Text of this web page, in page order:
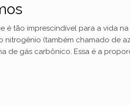
é tão imprescindível para a vida
nitrogênio (também chamado de
de gás carbônico. Essa é a